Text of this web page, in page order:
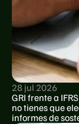
28 jul 2026
GRI frente a
no tienes que
informes de